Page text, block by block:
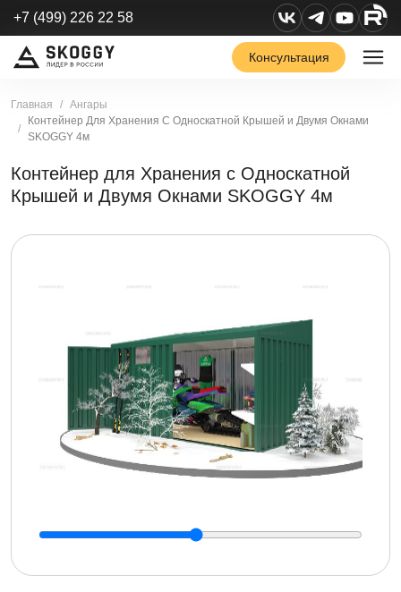
+7 (499) 226 22 58
Консультация
Главная
Ангары
Контейнер Для Хранения С Односкатной Крышей и Двумя Окнами
SKOGGY 4м
Контейнер для Хранения с Односкатной
Крышей и Двумя Окнами SKOGGY 4м